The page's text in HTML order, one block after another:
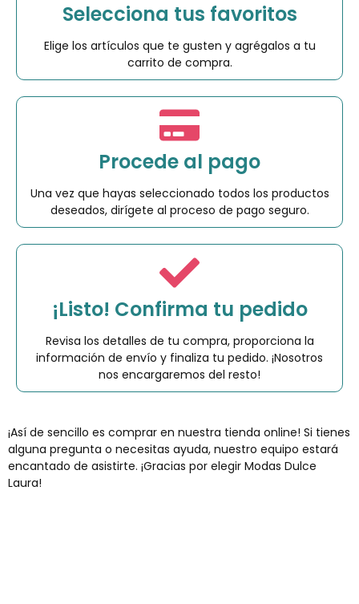
Selecciona tus favoritos
Elige los artículos que te gusten y agrégalos a tu
carrito de compra.
Procede al pago
Una vez que hayas seleccionado todos los productos
deseados, dirígete al proceso de pago seguro.
¡Listo! Confirma tu pedido
Revisa los detalles de tu compra, proporciona la
información de envío y finaliza tu pedido. ¡Nosotros
nos encargaremos del resto!
¡Así de sencillo es comprar en nuestra tienda online! Si tienes
alguna pregunta o necesitas ayuda, nuestro equipo estará
encantado de asistirte. ¡Gracias por elegir Modas Dulce
Laura!